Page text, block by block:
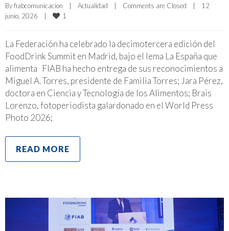
By fiabcomunicacion | Actualidad | Comments are Closed |
12
junio, 2026
| 1
La Federación ha celebrado la decimotercera edición del
FoodDrink Summit en Madrid, bajo el lema La España que
alimenta FIAB ha hecho entrega de sus reconocimientos a
Miguel A. Torres, presidente de Familia Torres; Jara Pérez,
doctora en Ciencia y Tecnología de los Alimentos; Brais
Lorenzo, fotoperiodista galardonado en el World Press
Photo 2026;
READ MORE